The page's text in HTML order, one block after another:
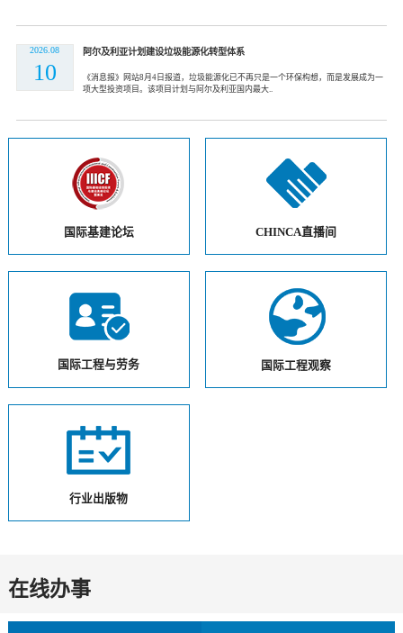
2026.08
10
阿尔及利亚计划建设垃圾能源化转型体系
《消息报》网站8月4日报道，垃圾能源化已不再只是一个环保构想，而是发展成为一
项大型投资项目。该项目计划与阿尔及利亚国内最大..
国际基建论坛 CHINCA直播间
国际工程与劳务 国际工程观察
行业出版物
在线办事